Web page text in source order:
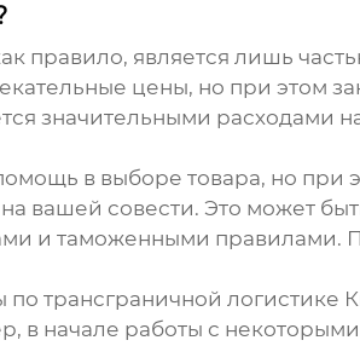
правило, является лишь
цены, но при этом
значительными расходами на
в выборе товара, но при
вашей совести. Это может
и таможенными правилами.
трансграничной логистике
в начале работы с